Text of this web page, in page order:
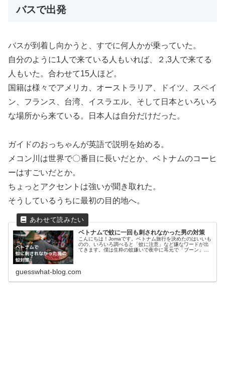
バスで出発
バスが到着し向かうと、すでに何人かが乗っていた。
自分のように1人で来ている人もいれば、２,3人で来てる
人もいた。合わせて15人ほど。
国籍は様々でアメリカ、オーストラリア、ドイツ、スペイ
ン、フランス、台湾、イスラエル、そして日本といろいろ
な場所から来ている。日本人は自分だけだった。
ガイドのおっちゃんが英語で説明を始める。
メコン川は世界で〇番目に長いだとか、ベトナムのコーヒ
ーはすごいだとか。
ちょっとアクセントは強いが聞き取れた。
そうしているうちに最初の目的地へ。
ベトナムで蚊に一回も刺されなかった男の対策
こんにちは！Jomaです。ベトナム旅行を決めたのはいいも
のの、いろいろ調べると「蚊に注意」など嫌なワードが出
てきます。僕は生粋の蚊嫌いで夜中に耳元で「ブーン」と
guesswhat-blog.com